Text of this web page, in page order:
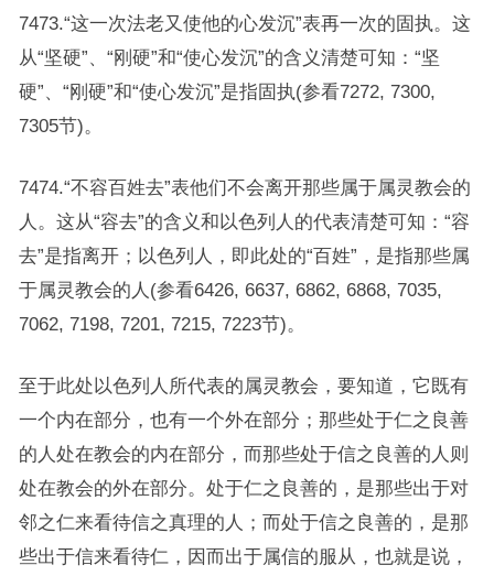
7473.“这一次法老又使他的心发沉”表再一次的固执。这
从“坚硬”、“刚硬”和“使心发沉”的含义清楚可知：“坚
硬”、“刚硬”和“使心发沉”是指固执(参看7272, 7300,
7305节)。
7474.“不容百姓去”表他们不会离开那些属于属灵教会的
人。这从“容去”的含义和以色列人的代表清楚可知：“容
去”是指离开；以色列人，即此处的“百姓”，是指那些属
于属灵教会的人(参看6426, 6637, 6862, 6868, 7035,
7062, 7198, 7201, 7215, 7223节)。
至于此处以色列人所代表的属灵教会，要知道，它既有
一个内在部分，也有一个外在部分；那些处于仁之良善
的人处在教会的内在部分，而那些处于信之良善的人则
处在教会的外在部分。处于仁之良善的，是那些出于对
邻之仁来看待信之真理的人；而处于信之良善的，是那
些出于信来看待仁，因而出于属信的服从，也就是说，